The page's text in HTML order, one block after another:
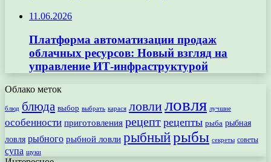
11.06.2026
Платформа автоматизации продаж
облачных ресурсов: Новый взгляд на
управление ИТ-инфраструктурой
Облако меток
блюд блюда выбор выбрать карася ловлиловля лучшие
особенности приготовления рецепт рецепты рыба рыбная
ловля рыбного рыбной ловли рыбныйрыбы секреты советы
супа щуки